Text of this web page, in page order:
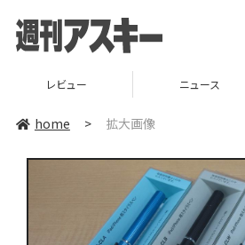
レビュー ニュース
home > 拡大画像